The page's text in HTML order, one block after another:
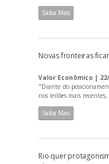
Saiba Mais
Novas fronteiras
Valor Econômico |
"Diante do
nos leilões mais recentes,
Saiba Mais
Rio quer